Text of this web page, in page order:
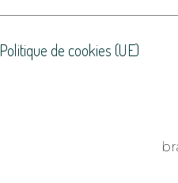
Politique de cookies (UE)